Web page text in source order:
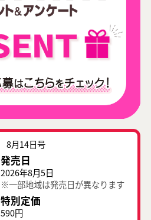
8月14日号
発売日
2026年8月5日
※一部地域は発売日が異なります
特別定価
590円